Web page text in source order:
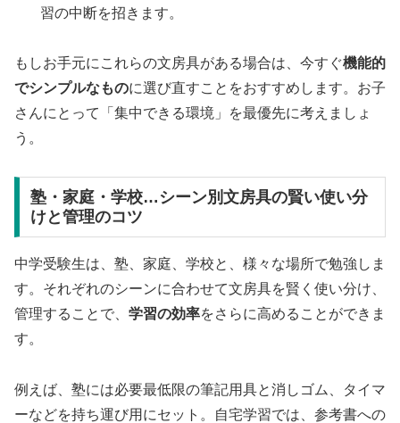
習の中断を招きます。
もしお手元にこれらの文房具がある場合は、今すぐ機能的
でシンプルなものに選び直すことをおすすめします。お子
さんにとって「集中できる環境」を最優先に考えましょ
う。
塾・家庭・学校…シーン別文房具の賢い使い分
けと管理のコツ
中学受験生は、塾、家庭、学校と、様々な場所で勉強しま
す。それぞれのシーンに合わせて文房具を賢く使い分け、
管理することで、 学習の効率をさらに高めることができま
す。
例えば、塾には必要最低限の筆記用具と消しゴム、タイマ
ーなどを持ち運び用にセット。自宅学習では、参考書への